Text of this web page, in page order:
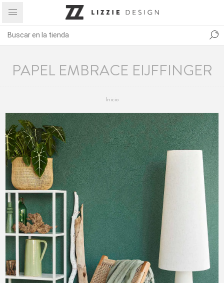
PAPEL EMBRACE EIJFFINGER
Inicio